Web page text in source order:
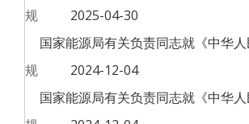
规
2025-04-30
规
2024-12-04